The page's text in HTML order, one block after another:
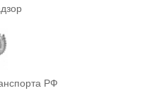
РФ